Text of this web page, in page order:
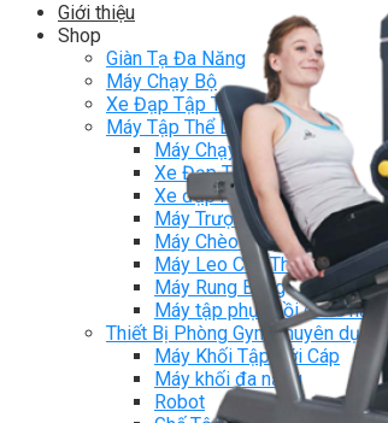
Giới thiệu
Shop
Giàn Tạ Đa Năng
Máy Chạy Bộ
Xe Đạp Tập Thể Dục
Máy Tập Thể Dục ( Cardio )
Máy Chạy Bộ
Xe Đạp Tập Thể Dục
Xe đạp ngồi có tựa lưng
Máy Trượt Tuyết
Máy Chèo Thuyền
Máy Leo Cầu Thang
Máy Rung Bụng
Máy tập phục hồi chức năng
Thiết Bị Phòng Gym chuyên dụng
Máy Khối Tập Với Cáp
Máy khối đa năng
Robot